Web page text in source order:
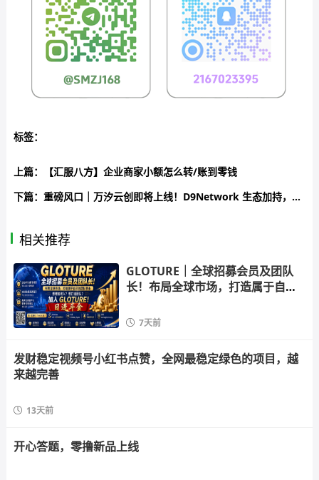
标签：
上篇：
【汇服八方】企业商家小额怎么转/账到零钱
下篇： 重磅风口｜万汐云创即将上线！D9Network 生态加持，全国限招 100 名区域城市服务商
相关推荐
GLOTURE｜全球招募会员及团队
长！布局全球市场，打造属于自己
7天前
发财稳定视频号小红书点赞，全网最稳定绿色的项目，越
来越完善
13天前
开心答题，零撸新品上线